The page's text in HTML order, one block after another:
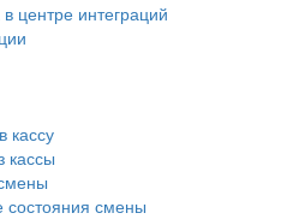
центре интеграций
кассу
кассы
состояния смены